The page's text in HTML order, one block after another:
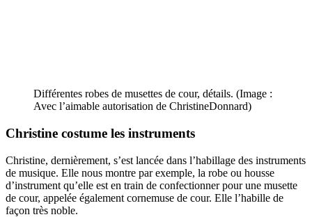
Différentes robes de musettes de cour, détails. (Image :
Avec l’aimable autorisation de ChristineDonnard)
Christine costume les instruments
Christine, dernièrement, s’est lancée dans l’habillage des instruments
de musique. Elle nous montre par exemple, la robe ou housse
d’instrument qu’elle est en train de confectionner pour une musette
de cour, appelée également cornemuse de cour. Elle l’habille de
façon très noble.